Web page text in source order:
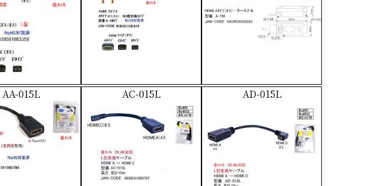
AA-015L AC-015L AD-015L